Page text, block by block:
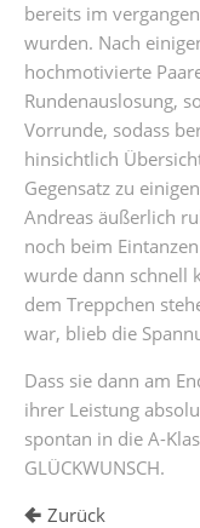
bereits im
wurden. Nach
hochmotivierte
Rundenauslosung,
Vorrunde, sodass
hinsichtlich
Gegensatz zu
Andreas äußerlich
noch beim
wurde dann schnell
dem Treppchen
war, blieb die
Dass sie dann am
ihrer Leistung
spontan in die A-
GLÜCKWUNSCH.
Zurück